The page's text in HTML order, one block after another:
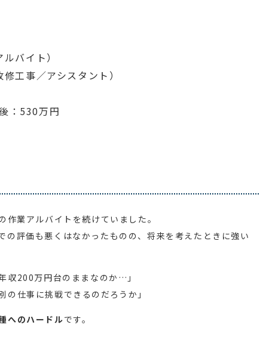
バイト）
工事／アシスタント）
：530万円
業アルバイトを続けていました。
の評価も悪くはなかったものの、将来を考えたときに強い
収200万円台のままなのか…」
の仕事に挑戦できるのだろうか」
へのハードルです。